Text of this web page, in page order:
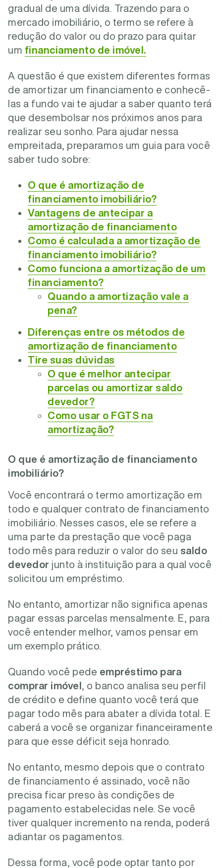
gradual de uma dívida. Trazendo para o
mercado imobiliário, o termo se refere à
redução do valor ou do prazo para quitar
um financiamento de imóvel .
A questão é que existem diferentes formas
de amortizar um financiamento e conhecê-
las a fundo vai te ajudar a saber quanto terá
que desembolsar nos próximos anos para
realizar seu sonho. Para ajudar nessa
empreitada, preparamos um guia para você
saber tudo sobre:
O que é amortização de
financiamento imobiliário?
Vantagens de antecipar a
amortização de financiamento
Como é calculada a amortização de
financiamento imobiliário?
Como funciona a amortização de um
financiamento?
Quando a amortização vale a
pena?
Diferenças entre os métodos de
amortização de financiamento
Tire suas dúvidas
O que é melhor antecipar
parcelas ou amortizar saldo
devedor?
Como usar o FGTS na
amortização?
O que é amortização de financiamento
imobiliário?
Você encontrará o termo amortização em
todo e qualquer contrato de financiamento
imobiliário. Nesses casos, ele se refere a
uma parte da prestação que você paga
todo mês para reduzir o valor do seu saldo
devedor junto à instituição para a qual você
solicitou um empréstimo.
No entanto, amortizar não significa apenas
pagar essas parcelas mensalmente. E, para
você entender melhor, vamos pensar em
um exemplo prático.
Quando você pede empréstimo para
comprar imóvel
, o banco analisa seu perfil
de crédito e define quanto você terá que
pagar todo mês para abater a dívida total. E
caberá a você se organizar financeiramente
para que esse déficit seja honrado.
No entanto, mesmo depois que o contrato
de financiamento é assinado, você não
precisa ficar preso às condições de
pagamento estabelecidas nele. Se você
tiver qualquer incremento na renda, poderá
adiantar os pagamentos.
Dessa forma, você pode optar tanto por